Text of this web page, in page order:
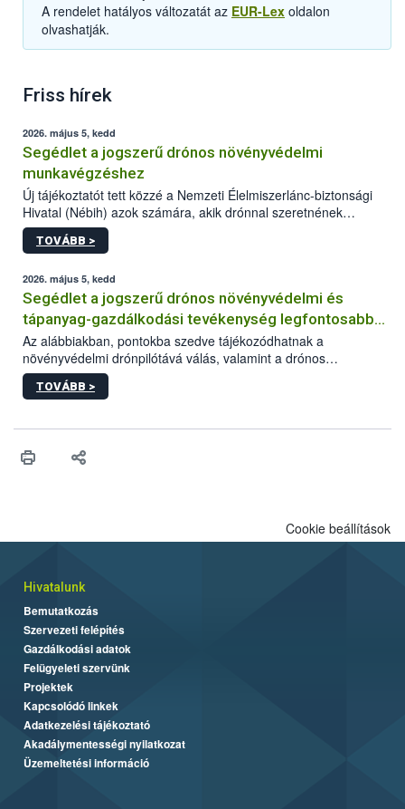
A rendelet hatályos változatát az EUR-Lex oldalon
olvashatják.
Friss hírek
2026. május 5, kedd
Segédlet a jogszerű drónos növényvédelmi
munkavégzéshez
Új tájékoztatót tett közzé a Nemzeti Élelmiszerlánc-biztonsági
Hivatal (Nébih) azok számára, akik drónnal szeretnének
növényvédelmi vagy tápanyag-gazdálkodási tevékenységet
végezni Magyarországon. Az összefoglaló részletesen
műszaki és hatósági feltételek.
TOVÁBB >
2026. május 5, kedd
Segédlet a jogszerű drónos növényvédelmi és
tápanyag-gazdálkodási tevékenység legfontosabb
feltételeiről
Az alábbiakban, pontokba szedve tájékozódhatnak a
növényvédelmi drónpilótává válás, valamint a drónos
növényvédelmi és tápanyag-gazdálkodási tevékenység
végzésének legfontosabb feltételeiről*.
TOVÁBB >
Cookie beállítások
Hivatalunk
Bemutatkozás
Szervezeti felépítés
Gazdálkodási adatok
Felügyeleti szervünk
Projektek
Kapcsolódó linkek
Adatkezelési tájékoztató
Akadálymentességi nyilatkozat
Üzemeltetési információ